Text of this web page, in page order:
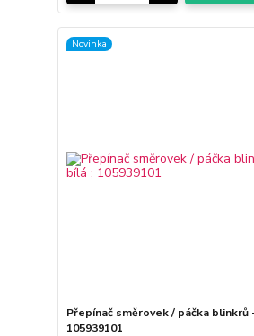
Novinka
Přepínač směrovek / páčka blinkrů
105939101